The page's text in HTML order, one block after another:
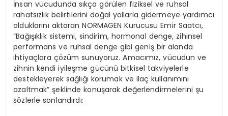
İnsan vücudunda sıkça görülen fiziksel ve ruhsal
rahatsızlık belirtilerini doğal yollarla gidermeye yardımcı
olduklarını aktaran NORMAGEN Kurucusu Emir Saatcı,
“Bağışıklık sistemi, sindirim, hormonal denge, zihinsel
performans ve ruhsal denge gibi geniş bir alanda
ihtiyaçlara çözüm sunuyoruz. Amacımız, vücudun ve
zihnin kendi iyileşme gücünü bitkisel takviyelerle
destekleyerek sağlığı korumak ve ilaç kullanımını
azaltmak” şeklinde konuşarak değerlendirmelerini şu
sözlerle sonlandırdı: